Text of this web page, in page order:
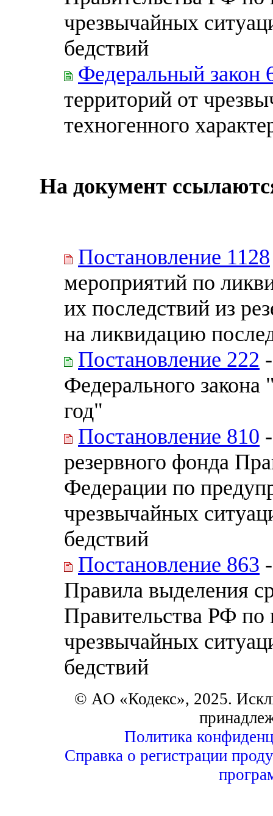
чрезвычайных
бедствий
Федеральный закон
территорий от
техногенного
На документ
Постановление 1128
мероприятий по
их последствий из
на ликвидацию
Постановление 222
Федерального
год"
Постановление 810
резервного фонда
Федерации по
чрезвычайных
бедствий
Постановление 863
Правила выделения
Правительства РФ
чрезвычайных
бедствий
© АО «Кодекс», 2025.
Политика
Справка о регистрации